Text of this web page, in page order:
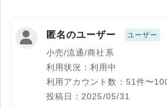
匿名のユーザー ユーザー
小売/流通/商社系
利用状況：利用中
利用アカウント数：51件〜
投稿日：2025/05/31